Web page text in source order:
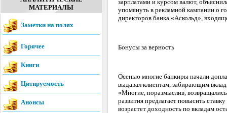
МАТЕРИАЛЫ
Заметки на полях
Горячее
Книги
Цитируемость
Анонсы
зарплатами и курсом валют,
упомянуть в рекламной кампании о
директоров банка «Аскольд»,
Бонусы за верность
Осенью многие банкиры начали
выдавал клиентам, забирающим
«Многие, поразмыслив,
развития предлагает повысить
возрастет доходность по вкладам